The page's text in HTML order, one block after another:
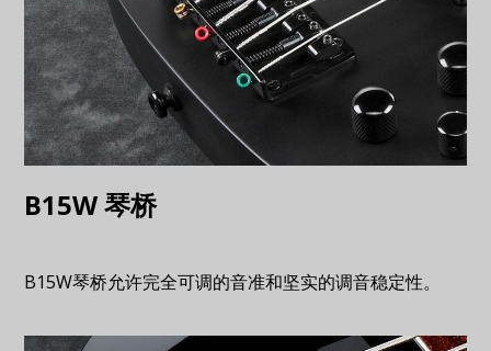
B15W 琴桥
B15W琴桥允许完全可调的音准和坚实的调音稳定性。